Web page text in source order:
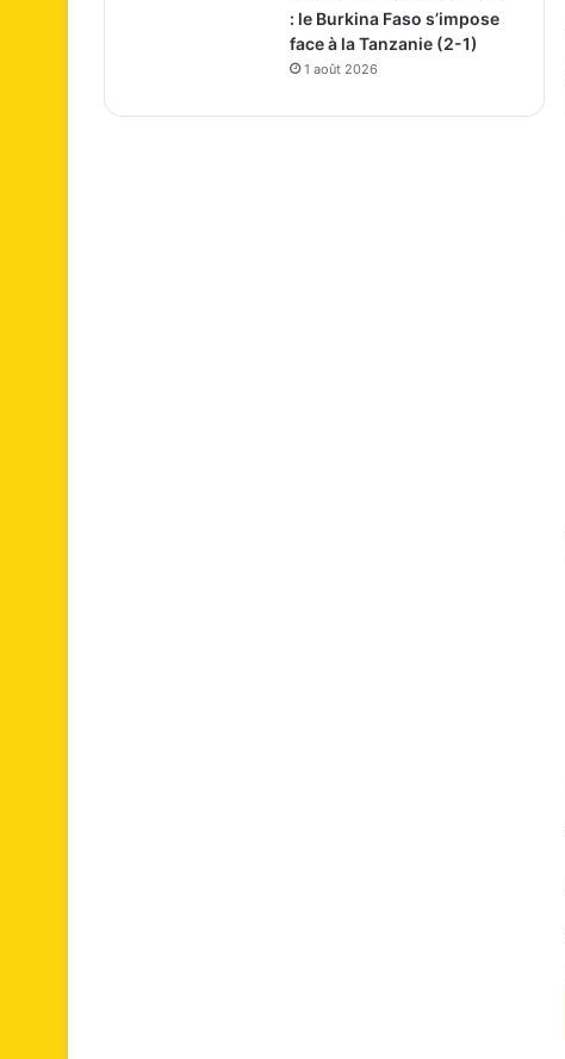
: le Burkina Faso s’impose
face à la Tanzanie (2-1)
1 août 2026